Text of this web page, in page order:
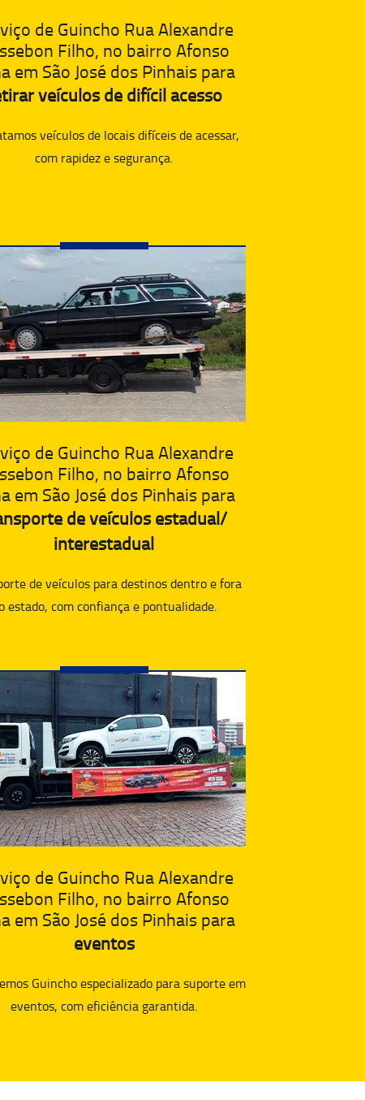
de Guincho Rua Alexandre
Filho, no bairro Afonso
em São José dos Pinhais para
veículos de difícil acesso
veículos de locais difíceis de acessar,
com rapidez e segurança.
de Guincho Rua Alexandre
Filho, no bairro Afonso
em São José dos Pinhais para
de veículos estadual/
interestadual
de veículos para destinos dentro e fora
estado, com confiança e pontualidade.
de Guincho Rua Alexandre
Filho, no bairro Afonso
em São José dos Pinhais para
eventos
Guincho especializado para suporte em
eventos, com eficiência garantida.